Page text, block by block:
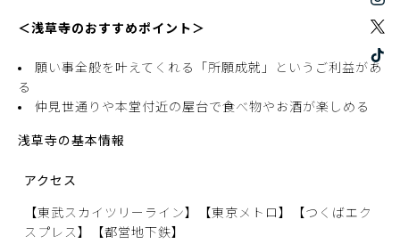
＜浅草寺のおすすめポイント＞
願い事全般を叶えてくれる「所願成就」というご利益があ
る
仲見世通りや本堂付近の屋台で食べ物やお酒が楽しめる
浅草寺の基本情報
アクセス
【東武スカイツリーライン】【東京メトロ】【つくばエク
スプレス】【都営地下鉄】